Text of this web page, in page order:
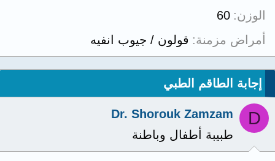
الوزن 60
أمراض مزمنة
قولون / جيوب انفيه
إجابة الطاقم الطبي
D
Dr. Shorouk Zamzam
طبيبة أطفال وباطنة